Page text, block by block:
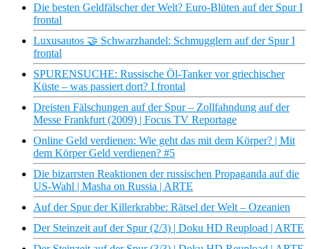
Die besten Geldfälscher der Welt? Euro-Blüten auf der Spur I
frontal
Luxusautos 🤝 Schwarzhandel: Schmugglern auf der Spur I
frontal
SPURENSUCHE: Russische Öl-Tanker vor griechischer
Küste – was passiert dort? I frontal
Dreisten Fälschungen auf der Spur – Zollfahndung auf der
Messe Frankfurt (2009) | Focus TV Reportage
Online Geld verdienen: Wie geht das mit dem Körper? | Mit
dem Körper Geld verdienen? #5
Die bizarrsten Reaktionen der russischen Propaganda auf die
US-Wahl | Masha on Russia | ARTE
Auf der Spur der Killerkrabbe: Rätsel der Welt – Ozeanien
Der Steinzeit auf der Spur (2/3) | Doku HD Reupload | ARTE